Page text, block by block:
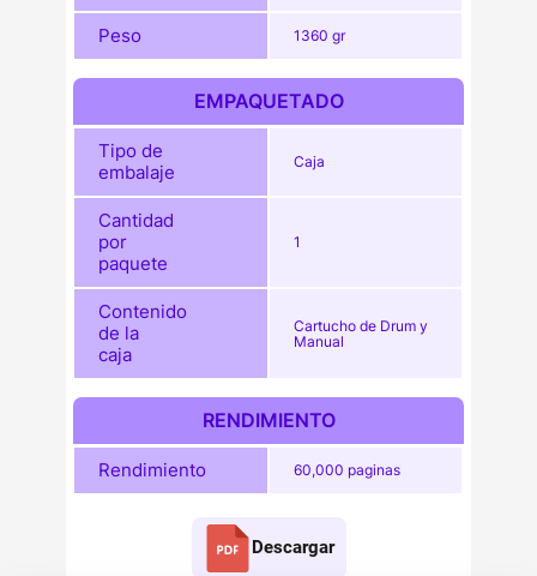
Peso 1360 gr
EMPAQUETADO
Tipo de
embalaje
Caja
Cantidad
por
paquete
1
Contenido
de la
caja
Cartucho de Drum y
Manual
RENDIMIENTO
Rendimiento 60,000 paginas
Descargar